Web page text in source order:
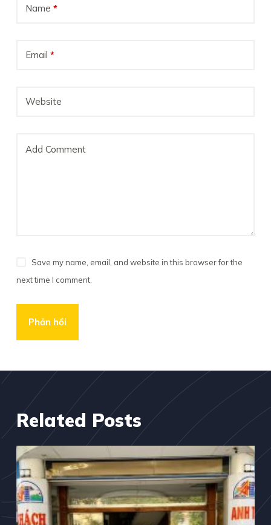
Name *
Email *
Website
Add Comment
Save my name, email, and website in this browser for the
next time I comment.
Phản hồi
Related Posts